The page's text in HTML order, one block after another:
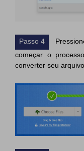
Passo 4
começar o
converter seu